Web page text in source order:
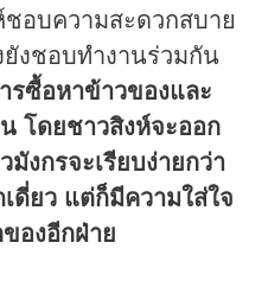
อบความสะดวกสบาย
ยังชอบทำงานร่วมกัน
รซื้อหาข้าวของและ
โดยชาวสิงห์จะออก
งกรจะเรียบง่ายกว่า
ดี่ยว แต่ก็มีความใส่ใจ
องอีกฝ่าย